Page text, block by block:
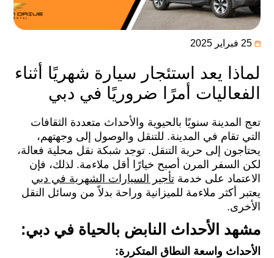
25 فبراير 2025
لماذا يعد استئجار سيارة شهريًا أثناء
الفعاليات أمرًا ضروريًا في دبي
تعج المدينة سنويًا بالحيوية والأحداث متعددة الثقافات
التي تقام في المدينة. للتنقل والوصول إلى وجهتهم،
يحتاجون إلى حرية التنقل. توجد شبكة نقل محلية فعالة،
لكن السفر المرن أصبح خيارًا أقل ملاءمة. لذلك، فإن
الاعتماد على خدمةتأجير السيارات الشهرية في دبي
يعتبر أكثر ملاءمة للميزانية وراحة بدلاً من وسائل النقل
الأخرى.
مشهد الأحداث النابض بالحياة في دبي:
الأحداث واسعة النطاق المتكررة: